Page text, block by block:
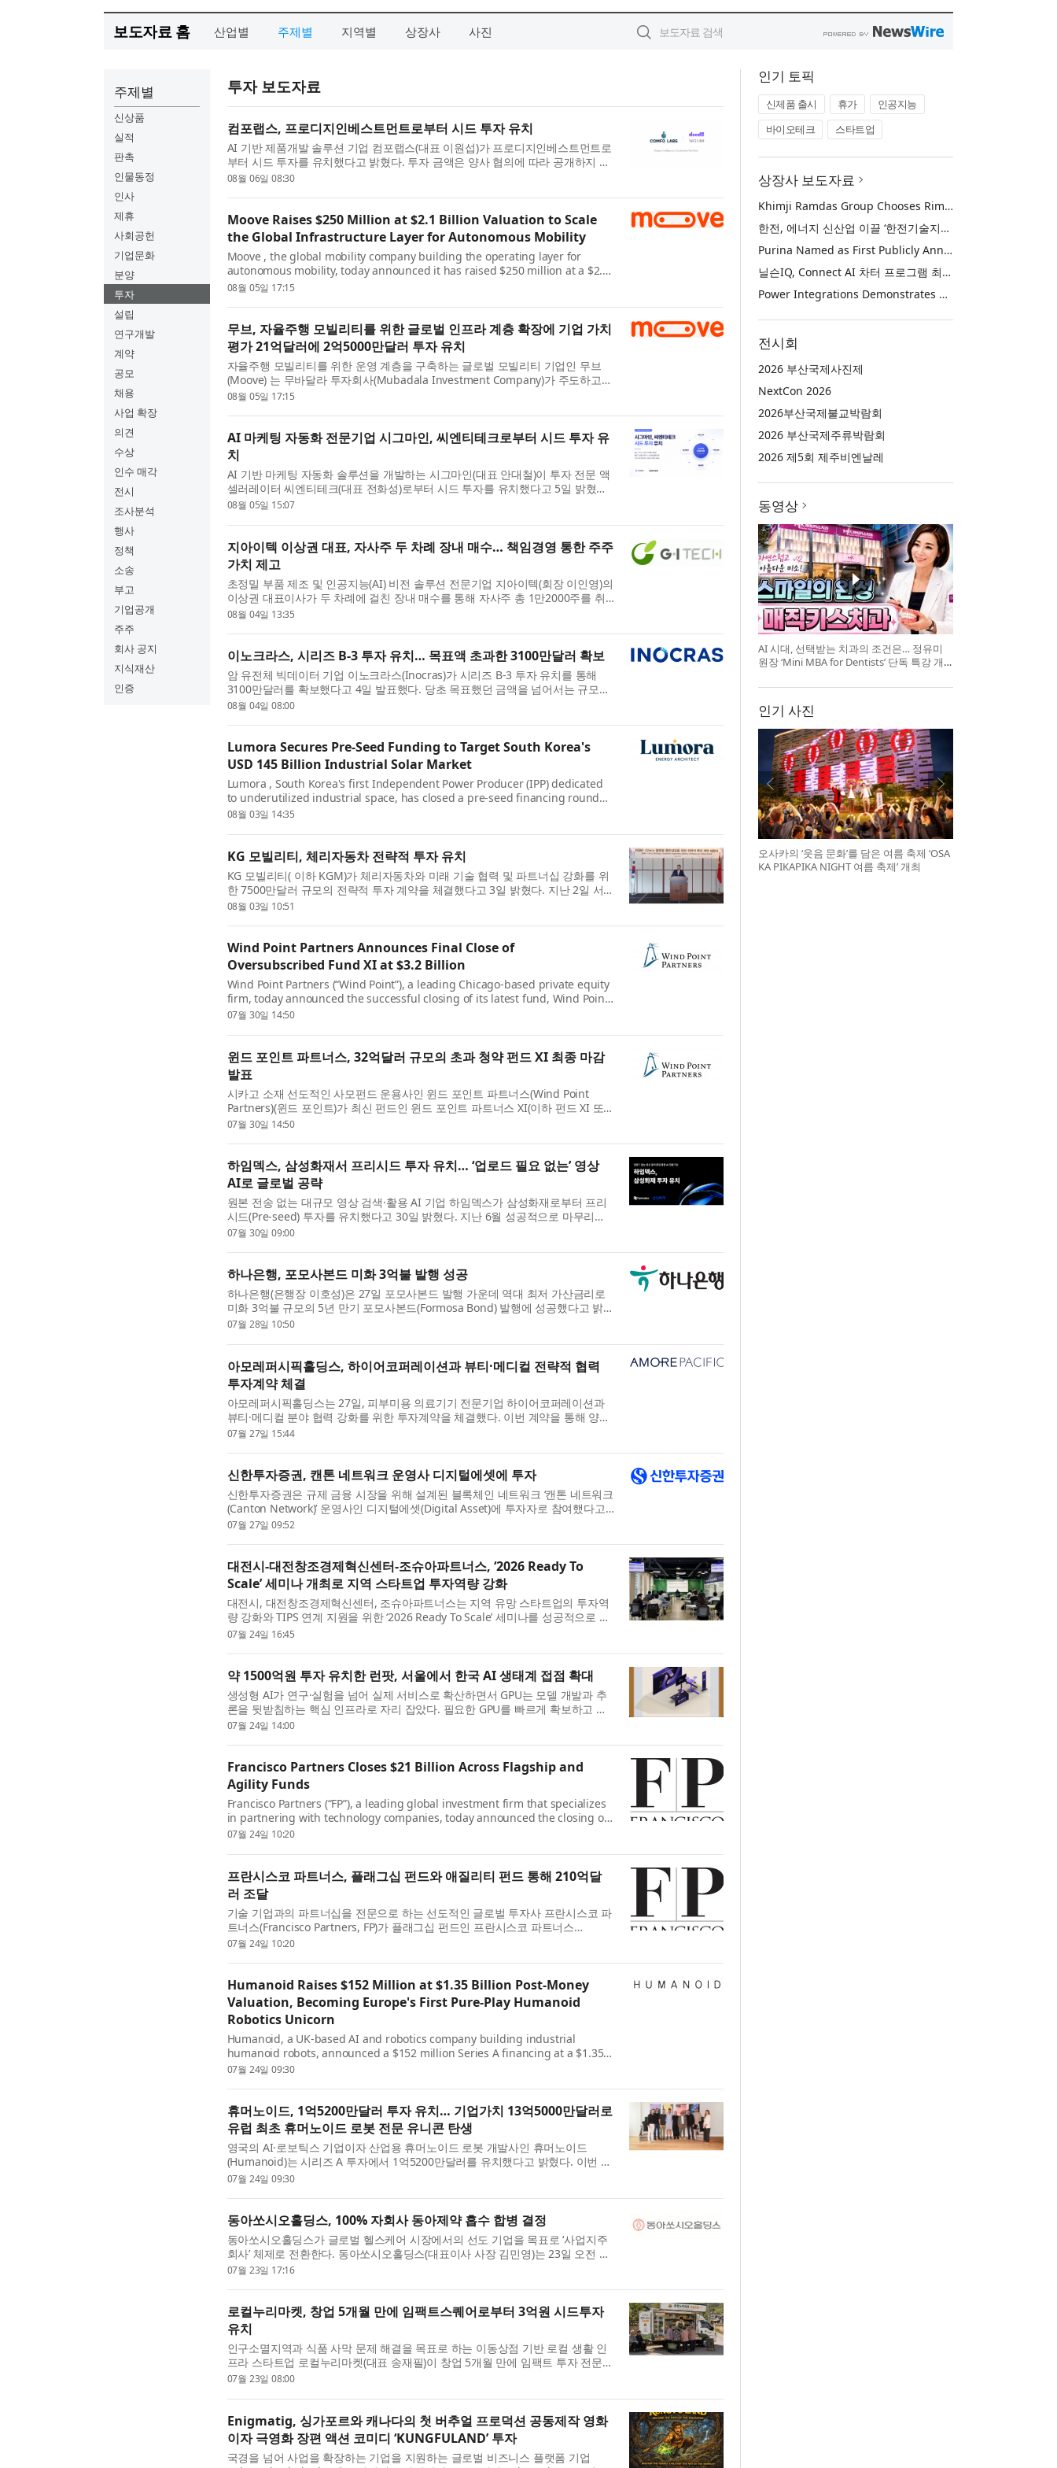
보도자료 홈 산업별 주제별 지역별 상장사 사진
주제별
신상품
실적
판촉
인물동정
인사
제휴
사회공헌
기업문화
분양
투자
설립
연구개발
계약
공모
채용
사업 확장
의견
수상
인수 매각
전시
조사분석
행사
정책
소송
부고
기업공개
주주
회사 공지
지식재산
인증
투자 보도자료
컴포랩스, 프로디지인베스트먼트로부터 시드 투자 유치
AI 기반 제품개발 솔루션 기업 컴포랩스(대표 이원섭)가 프로디지인베스트먼트로
부터 시드 투자를 유치했다고 밝혔다. 투자 금액은 양사 협의에 따라 공개하지 않
았다. 2024년 설립된 컴포랩스는 인체 데이터 제공 솔루션 ‘사이즈랩
08월 06일 08:30
Moove Raises $250 Million at $2.1 Billion Valuation to Scale
the Global Infrastructure Layer for Autonomous Mobility
Moove , the global mobility company building the operating layer for
autonomous mobility, today announced it has raised $250 million at a $2.1
billion valuation in a Series C funding round led by Mubadala Investment
08월 05일 17:15
무브, 자율주행 모빌리티를 위한 글로벌 인프라 계층 확장에 기업 가치
평가 21억달러에 2억5000만달러 투자 유치
자율주행 모빌리티를 위한 운영 계층을 구축하는 글로벌 모빌리티 기업인 무브
(Moove) 는 무바달라 투자회사(Mubadala Investment Company)가 주도하고
토요타(Toyota)의 성장 펀드인 우븐 캐피털(Woven Capital)과 아이온 퍼시픽(Ion
08월 05일 17:15
AI 마케팅 자동화 전문기업 시그마인, 씨엔티테크로부터 시드 투자 유
치
AI 기반 마케팅 자동화 솔루션을 개발하는 시그마인(대표 안대철)이 투자 전문 액
셀러레이터 씨엔티테크(대표 전화성)로부터 시드 투자를 유치했다고 5일 밝혔다.
투자금액은 비공개다. 시그마인은 이번 투자금을 자기진화 엔진 및 B2B SaaS 플
08월 05일 15:07
지아이텍 이상권 대표, 자사주 두 차례 장내 매수… 책임경영 통한 주주
가치 제고
초정밀 부품 제조 및 인공지능(AI) 비전 솔루션 전문기업 지아이텍(회장 이인영)의
이상권 대표이사가 두 차례에 걸친 장내 매수를 통해 자사주 총 1만2000주를 취
득했다고 밝혔다. 공시에 따르면 이상권 대표는 지난 6월 30일 자사주 6000주를
08월 04일 13:35
이노크라스, 시리즈 B-3 투자 유치… 목표액 초과한 3100만달러 확보
암 유전체 빅데이터 기업 이노크라스(Inocras)가 시리즈 B-3 투자 유치를 통해
3100만달러를 확보했다고 4일 발표했다. 당초 목표했던 금액을 넘어서는 규모다.
이노크라스는 암 환자의 전장유전체 데이터를 자체 바이오인포매틱스 기술로 분
08월 04일 08:00
Lumora Secures Pre-Seed Funding to Target South Korea's
USD 145 Billion Industrial Solar Market
Lumora , South Korea's first Independent Power Producer (IPP) dedicated
to underutilized industrial space, has closed a pre-seed financing round
led by a fund anchored by Yuhan-Kimberly —one of the nation’s most
08월 03일 14:35
KG 모빌리티, 체리자동차 전략적 투자 유치
KG 모빌리티( 이하 KGM)가 체리자동차와 미래 기술 협력 및 파트너십 강화를 위
한 7500만달러 규모의 전략적 투자 계약을 체결했다고 3일 밝혔다. 지난 2일 서
울 그랜드 하얏트 서울 호텔에서 열린 ‘글로벌 동반성장을 위한 전략적 투자 계약
08월 03일 10:51
Wind Point Partners Announces Final Close of
Oversubscribed Fund XI at $3.2 Billion
Wind Point Partners (“Wind Point”), a leading Chicago-based private equity
firm, today announced the successful closing of its latest fund, Wind Point
Partners XI (“Fund XI” or the “Fund”). Fund XI was oversubscribed and
07월 30일 14:50
윈드 포인트 파트너스, 32억달러 규모의 초과 청약 펀드 XI 최종 마감
발표
시카고 소재 선도적인 사모펀드 운용사인 윈드 포인트 파트너스(Wind Point
Partners)(윈드 포인트)가 최신 펀드인 윈드 포인트 파트너스 XI(이하 펀드 XI 또
는 펀드)의 성공적인 마감을 발표했다. 펀드 XI는 최대 모집 한도액(hard cap)을
07월 30일 14:50
하임덱스, 삼성화재서 프리시드 투자 유치… ‘업로드 필요 없는’ 영상
AI로 글로벌 공략
원본 전송 없는 대규모 영상 검색·활용 AI 기업 하임덱스가 삼성화재로부터 프리
시드(Pre-seed) 투자를 유치했다고 30일 밝혔다. 지난 6월 성공적으로 마무리된
이번 투자를 기점으로 하임덱스는 B2B 영상 분석 시장 공략에 본격적인 속도를
07월 30일 09:00
하나은행, 포모사본드 미화 3억불 발행 성공
하나은행(은행장 이호성)은 27일 포모사본드 발행 가운데 역대 최저 가산금리로
미화 3억불 규모의 5년 만기 포모사본드(Formosa Bond) 발행에 성공했다고 밝
혔다. 하나은행의 이번 포모사본드 발행은 2019년 6월 미화 4억불 규모의 포모사
07월 28일 10:50
아모레퍼시픽홀딩스, 하이어코퍼레이션과 뷰티·메디컬 전략적 협력
투자계약 체결
아모레퍼시픽홀딩스는 27일, 피부미용 의료기기 전문기업 하이어코퍼레이션과
뷰티·메디컬 분야 협력 강화를 위한 투자계약을 체결했다. 이번 계약을 통해 양사
는 각자의 핵심 역량을 바탕으로 전문 시술과 일상적인 스킨케어를 연결하는 차
07월 27일 15:44
신한투자증권, 캔톤 네트워크 운영사 디지털에셋에 투자
신한투자증권은 규제 금융 시장을 위해 설계된 블록체인 네트워크 ‘캔톤 네트워크
(Canton Network)’ 운영사인 디지털에셋(Digital Asset)에 투자자로 참여했다고
27일 밝혔다. 이번 투자는 앤드리슨 호로위츠(Andreessen Horowitz)의 크립토
07월 27일 09:52
대전시-대전창조경제혁신센터-조슈아파트너스, ‘2026 Ready To
Scale’ 세미나 개최로 지역 스타트업 투자역량 강화
대전시, 대전창조경제혁신센터, 조슈아파트너스는 지역 유망 스타트업의 투자역
량 강화와 TIPS 연계 지원을 위한 ‘2026 Ready To Scale’ 세미나를 성공적으로 개
최했다고 밝혔다. 이번 세미나는 창업기업이 투자유치 전략을 구체화하고 투자자
07월 24일 16:45
약 1500억원 투자 유치한 런팟, 서울에서 한국 AI 생태계 접점 확대
생성형 AI가 연구·실험을 넘어 실제 서비스로 확산하면서 GPU는 모델 개발과 추
론을 뒷받침하는 핵심 인프라로 자리 잡았다. 필요한 GPU를 빠르게 확보하고 학
습·추론 환경을 유연하게 확장하는 역량이 AI 개발 속도를 좌우하는 가운데, AI
07월 24일 14:00
Francisco Partners Closes $21 Billion Across Flagship and
Agility Funds
Francisco Partners (“FP”), a leading global investment firm that specializes
in partnering with technology companies, today announced the closing of
$21 billion in capital commitments across its Francisco Partners VIII, L.P.
07월 24일 10:20
프란시스코 파트너스, 플래그십 펀드와 애질리티 펀드 통해 210억달
러 조달
기술 기업과의 파트너십을 전문으로 하는 선도적인 글로벌 투자사 프란시스코 파
트너스(Francisco Partners, FP)가 플래그십 펀드인 프란시스코 파트너스
VIII(Francisco Partners VIII, L.P.)와 중간시장 펀드인 프란시스코 파트너스 애질
07월 24일 10:20
Humanoid Raises $152 Million at $1.35 Billion Post-Money
Valuation, Becoming Europe's First Pure-Play Humanoid
Robotics Unicorn
Humanoid, a UK-based AI and robotics company building industrial
humanoid robots, announced a $152 million Series A financing at a $1.35
billion post-money valuation. This funding brings the total amount raised
07월 24일 09:30
휴머노이드, 1억5200만달러 투자 유치… 기업가치 13억5000만달러로
유럽 최초 휴머노이드 로봇 전문 유니콘 탄생
영국의 AI·로보틱스 기업이자 산업용 휴머노이드 로봇 개발사인 휴머노이드
(Humanoid)는 시리즈 A 투자에서 1억5200만달러를 유치했다고 밝혔다. 이번 투
자로 기업가치는 투자 후 기준(Post-money valuation) 13억5000만달러로 평가
07월 24일 09:30
동아쏘시오홀딩스, 100% 자회사 동아제약 흡수 합병 결정
동아쏘시오홀딩스가 글로벌 헬스케어 시장에서의 선도 기업을 목표로 ‘사업지주
회사’ 체제로 전환한다. 동아쏘시오홀딩스(대표이사 사장 김민영)는 23일 오전 이
사회를 개최하고 100% 자회사인 동아제약의 흡수합병을 결의했다고 밝혔다. 합
07월 23일 17:16
로컬누리마켓, 창업 5개월 만에 임팩트스퀘어로부터 3억원 시드투자
유치
인구소멸지역과 식품 사막 문제 해결을 목표로 하는 이동상점 기반 로컬 생활 인
프라 스타트업 로컬누리마켓(대표 송재필)이 창업 5개월 만에 임팩트 투자 전문
액셀러레이터 임팩트스퀘어(대표 도현명)로부터 3억원 규모의 시드투자를 유치
07월 23일 08:00
Enigmatig, 싱가포르와 캐나다의 첫 버추얼 프로덕션 공동제작 영화
이자 극영화 장편 액션 코미디 ‘KUNGFULAND’ 투자
국경을 넘어 사업을 확장하는 기업을 지원하는 글로벌 비즈니스 플랫폼 기업
인기 토픽
신제품 출시 휴가
인공지능
바이오테크
스타트업
상장사 보도자료
Khimji Ramdas Group Chooses Rimini Street to Reduce SAP Support Costs, Protect 700+ Customizations and Reinvest Savings in Innovation
한전, 에너지 신산업 이끌 ‘한전기술지주’ 공식 출범
Purina Named as First Publicly Announced NIQ ConnectAI Charter Client
닐슨IQ, Connect AI 차터 프로그램 최초 고객사 ‘퓨리나’ 선정
Power Integrations Demonstrates World’s First 2200 V GaN Technology for Next-Era High-Voltage Power Systems
전시회
2026 부산국제사진제
NextCon 2026
2026부산국제불교박람회
2026 부산국제주류박람회
2026 제5회 제주비엔날레
동영상
AI 시대, 선택받는 치과의 조건은… 정유미
원장 ‘Mini MBA for Dentists’ 단독 특강 개
인기 사진
오사카의 ‘웃음 문화’를 담은 여름 축제 ‘OSA
KA PIKAPIKA NIGHT 여름 축제’ 개최